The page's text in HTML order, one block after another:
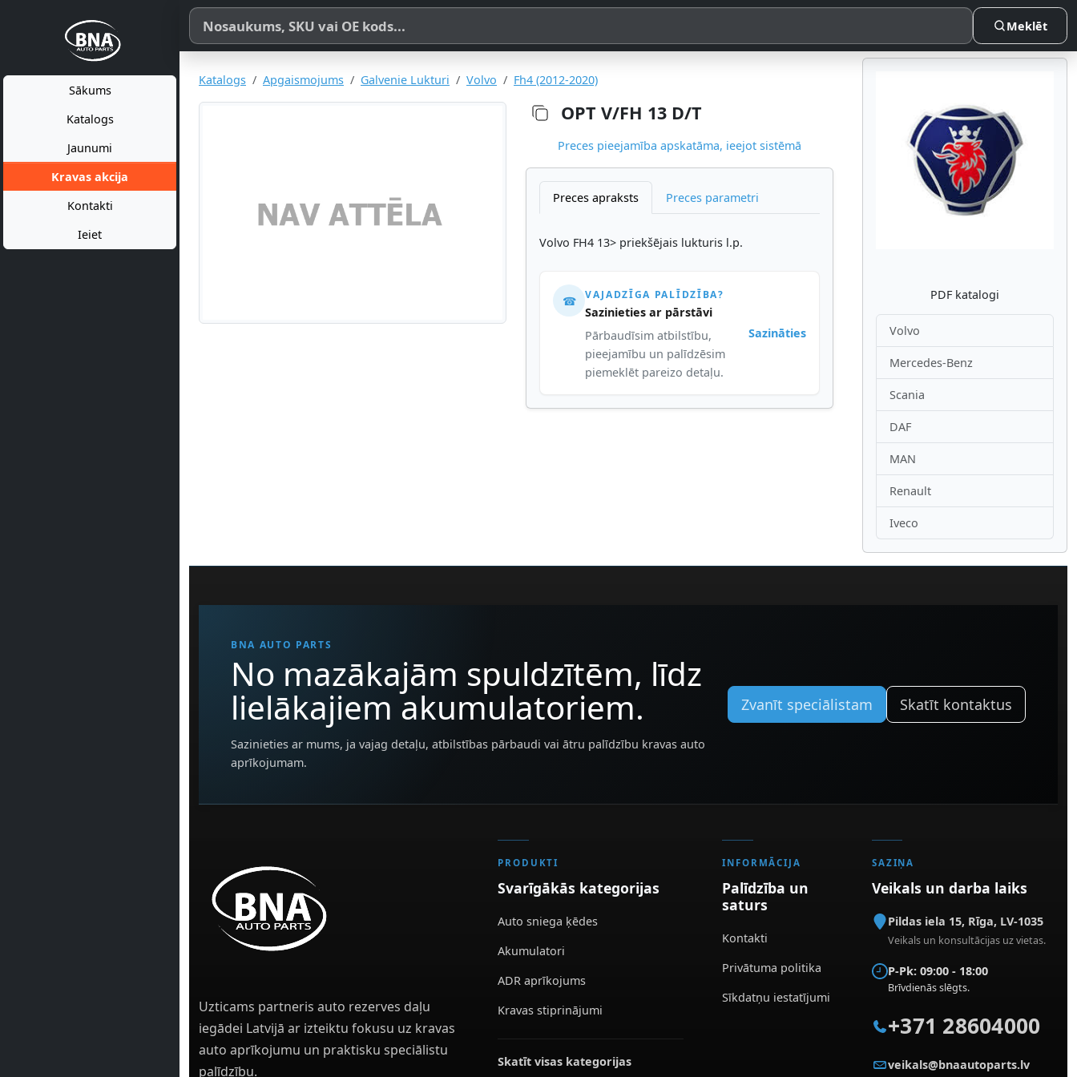
Sākums
Katalogs
Jaunumi
Kravas akcija
Kontakti
Ieiet
Meklēt pēc produkta nosaukuma, SKU vai OE koda
Meklēt
Katalogs Apgaismojums Galvenie Lukturi Volvo Fh4 (2012-2020)
OPT V/FH 13 D/T
Preces pieejamība apskatāma, ieejot sistēmā
Preces apraksts Preces parametri
Volvo FH4 13> priekšējais lukturis l.p.
☎ VAJADZĪGA PALĪDZĪBA?
Sazinieties ar pārstāvi
Pārbaudīsim atbilstību,
pieejamību un palīdzēsim
piemeklēt pareizo detaļu.
Sazināties
Atpakaļ
PDF katalogi
Volvo
Mercedes-Benz
Scania
DAF
MAN
Renault
Iveco
BNA AUTO PARTS
No mazākajām spuldzītēm, līdz
lielākajiem akumulatoriem.
Sazinieties ar mums, ja vajag detaļu, atbilstības pārbaudi vai ātru palīdzību kravas auto
aprīkojumam.
Zvanīt speciālistam Skatīt kontaktus
Uzticams partneris auto rezerves daļu
iegādei Latvijā ar izteiktu fokusu uz kravas
auto aprīkojumu un praktisku speciālistu
palīdzību.
PRODUKTI
Svarīgākās kategorijas
Auto sniega ķēdes
Akumulatori
ADR aprīkojums
Kravas stiprinājumi
Skatīt visas kategorijas
INFORMĀCIJA
Palīdzība un
saturs
Kontakti
Privātuma politika
Sīkdatņu iestatījumi
SAZIŅA
Veikals un darba laiks
Pildas iela 15, Rīga, LV-1035
Veikals un konsultācijas uz vietas.
P-Pk: 09:00 - 18:00
Brīvdienās slēgts.
+371 28604000
veikals@bnaautoparts.lv